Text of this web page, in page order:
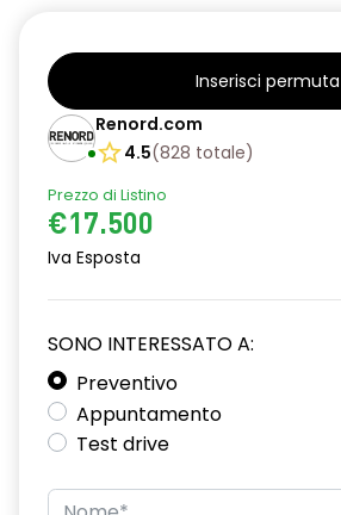
Inserisci permuta
Renord.com
4.5(828 totale)
Prezzo di Listino
€17.500
Iva Esposta
SONO INTERESSATO A:
Preventivo
Appuntamento
Test drive